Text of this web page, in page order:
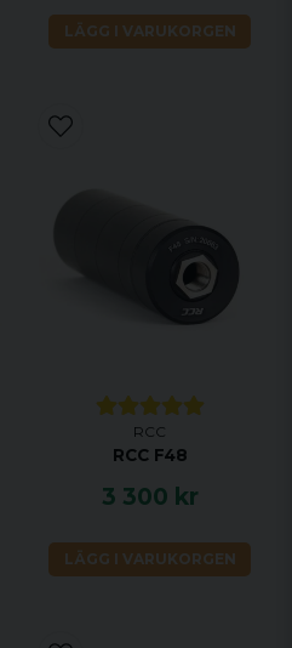
LÄGG I VARUKORGEN
RCC
RCC F48
3 300 kr
LÄGG I VARUKORGEN